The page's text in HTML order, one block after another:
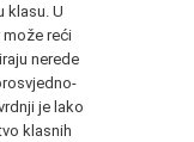
klasu. U
reći
nerede
je lako
klasnih